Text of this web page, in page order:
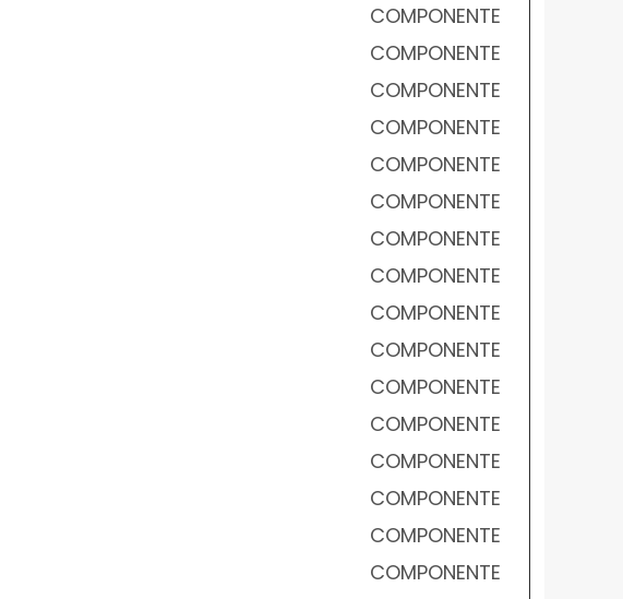
COMPONENTE
COMPONENTE
COMPONENTE
COMPONENTE
COMPONENTE
COMPONENTE
COMPONENTE
COMPONENTE
COMPONENTE
COMPONENTE
COMPONENTE
COMPONENTE
COMPONENTE
COMPONENTE
COMPONENTE
COMPONENTE